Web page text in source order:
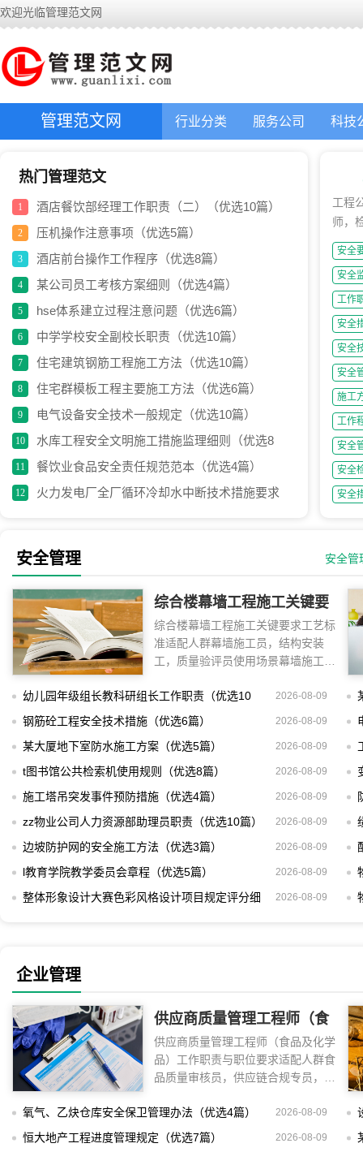
欢迎光临管理范文网
管理范文网 行业分类 服务公司 科技
热门管理范文
1 酒店餐饮部经理工作职责（二）（优选10篇）
2 压机操作注意事项（优选5篇）
3 酒店前台操作工作程序（优选8篇）
4 某公司员工考核方案细则（优选4篇）
5 hse体系建立过程注意问题（优选6篇）
6 中学学校安全副校长职责（优选10篇）
7 住宅建筑钢筋工程施工方法（优选10篇）
8 住宅群模板工程主要施工方法（优选6篇）
9 电气设备安全技术一般规定（优选10篇）
10
水库工程安全文明施工措施监理细则（优选8
篇）
11 餐饮业食品安全责任规范范本（优选4篇）
12
火力发电厂全厂循环冷却水中断技术措施要求
工程
师，
安全
安全
工作
安全
安全
安全
施工
工作
安全
安全
安全
安全管理 安全管
综合楼幕墙工程施工关键要
求工艺标准（优选5篇）
综合楼幕墙工程施工关键要求工艺标
准适配人群幕墙施工员，结构安装
工，质量验评员使用场景幕墙施工，
幼儿园年级组长教科研组长工作职责（优选10
篇）
2026-08-09
钢筋砼工程安全技术措施（优选6篇）
2026-08-09
某大厦地下室防水施工方案（优选5篇）
2026-08-09
t图书馆公共检索机使用规则（优选8篇）
2026-08-09
施工塔吊突发事件预防措施（优选4篇）
2026-08-09
zz物业公司人力资源部助理员职责（优选10篇）
2026-08-09
边坡防护网的安全施工方法（优选3篇）
2026-08-09
l教育学院教学委员会章程（优选5篇） 2026-08-09
整体形象设计大赛色彩风格设计项目规定评分细
2026-08-09
企业管理
供应商质量管理工程师（食
品及化学品）工作职责与职
位要求（优选10篇）
供应商质量管理工程师（食品及化学
品）工作职责与职位要求适配人群食
品质量审核员，供应链合规专员，食
氧气、乙炔仓库安全保卫管理办法（优选4篇）
2026-08-09
恒大地产工程进度管理规定（优选7篇）
2026-08-09